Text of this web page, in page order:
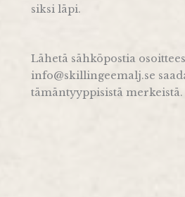
siksi läpi.
Lähetä sähköpostia
info@skillingeemalj.se
tämäntyyppisistä merkeistä.